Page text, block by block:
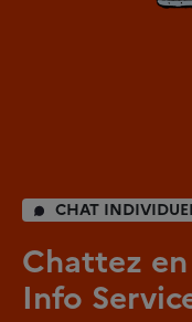
CHAT
Chattez
Info